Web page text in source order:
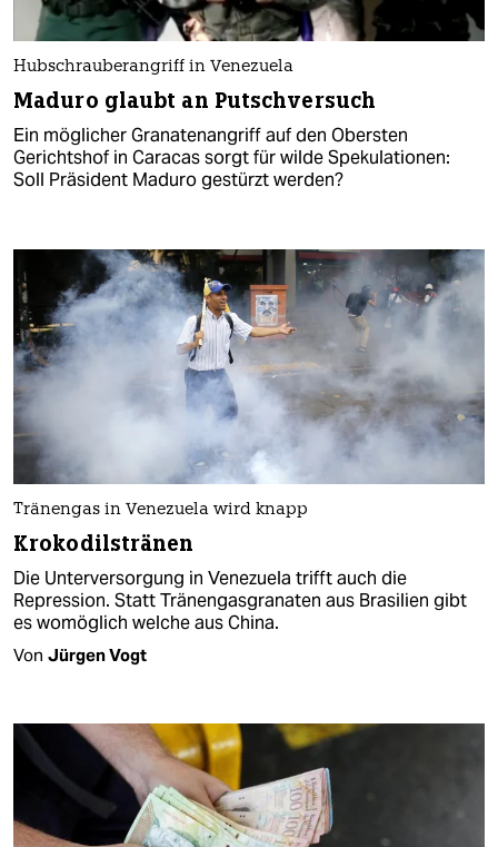
Hubschrauberangriff in Venezuela
Maduro glaubt an Putschversuch
Ein möglicher Granatenangriff auf den Obersten
Gerichtshof in Caracas sorgt für wilde Spekulationen:
Soll Präsident Maduro gestürzt werden?
Tränengas in Venezuela wird knapp
Krokodilstränen
Die Unterversorgung in Venezuela trifft auch die
Repression. Statt Tränengasgranaten aus Brasilien gibt
es womöglich welche aus China.
Von Jürgen Vogt